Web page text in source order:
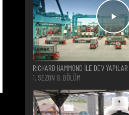
RICHARD HAMMOND İLE DEV YAPILAR
1. SEZON 9. BÖLÜM